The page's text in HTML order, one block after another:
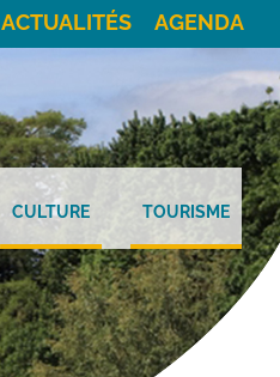
ACTUALITÉS AGENDA
CULTURE TOURISME